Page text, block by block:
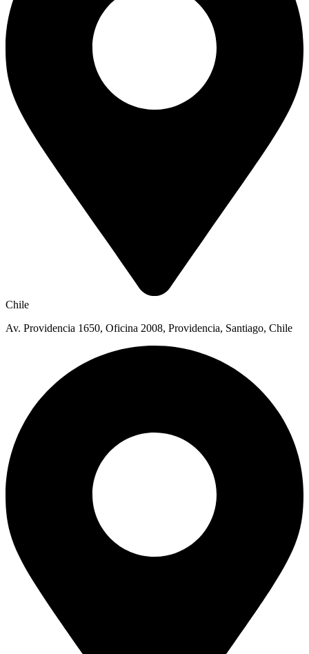
Chile
Av. Providencia 1650, Oficina 2008, Providencia, Santiago, Chile